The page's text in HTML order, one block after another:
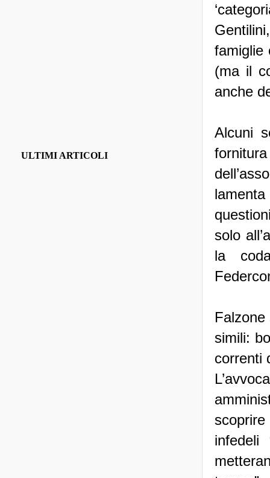
famiglie
(ma il
anche
Alcuni
lamenta
solo
la
Falzone
simili:
correnti
ULTIMI ARTICOLI